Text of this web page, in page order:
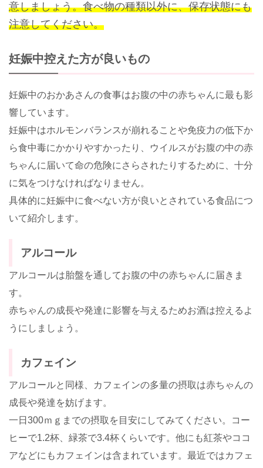
意しましょう。食べ物の種類以外に、保存状態にも
注意してください。
妊娠中控えた方が良いもの
妊娠中のおかあさんの食事はお腹の中の赤ちゃんに最も影
響しています。
妊娠中はホルモンバランスが崩れることや免疫力の低下か
ら食中毒にかかりやすかったり、ウイルスがお腹の中の赤
ちゃんに届いて命の危険にさらされたりするために、十分
に気をつけなければなりません。
具体的に妊娠中に食べない方が良いとされている食品につ
いて紹介します。
アルコール
アルコールは胎盤を通してお腹の中の赤ちゃんに届きま
す。
赤ちゃんの成長や発達に影響を与えるためお酒は控えるよ
うにしましょう。
カフェイン
アルコールと同様、カフェインの多量の摂取は赤ちゃんの
成長や発達を妨げます。
一日300ｍｇまでの摂取を目安にしてみてください。コー
ヒーで1.2杯、緑茶で3.4杯くらいです。他にも紅茶やココ
アなどにもカフェインは含まれています。最近ではカフェ